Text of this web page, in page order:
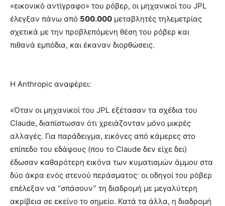
«εικονικό αντίγραφο» του ρόβερ, οι μηχανικοί του JPL
έλεγξαν πάνω από 500.000 μεταβλητές τηλεμετρίας
σχετικά με την προβλεπόμενη θέση του ρόβερ και
πιθανά εμπόδια, και έκαναν διορθώσεις.
Η Anthropic αναφέρει:
«Όταν οι μηχανικοί του JPL εξέτασαν τα σχέδια του
Claude, διαπίστωσαν ότι χρειάζονταν μόνο μικρές
αλλαγές. Για παράδειγμα, εικόνες από κάμερες στο
επίπεδο του εδάφους (που το Claude δεν είχε δει)
έδωσαν καθαρότερη εικόνα των κυματισμών άμμου στα
δύο άκρα ενός στενού περάσματος· οι οδηγοί του ρόβερ
επέλεξαν να “σπάσουν” τη διαδρομή με μεγαλύτερη
ακρίβεια σε εκείνο το σημείο. Κατά τα άλλα, η διαδρομή